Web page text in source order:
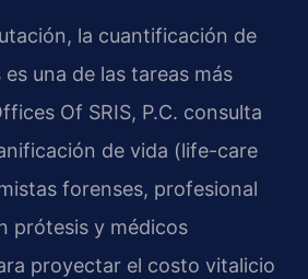
la cuantificación de
una de las tareas más
Of SRIS, P.C. consulta
de vida (life-care
forenses, profesional
prótesis y médicos
proyectar el costo vitalicio